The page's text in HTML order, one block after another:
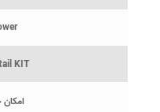
:
KIT :